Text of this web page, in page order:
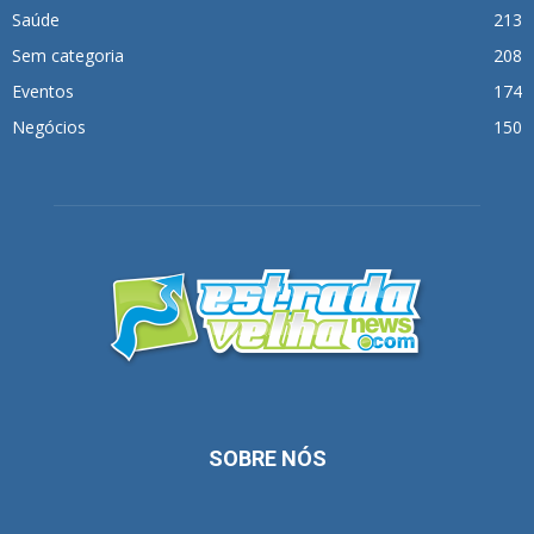
Saúde
213
Sem categoria
208
Eventos
174
Negócios
150
SOBRE NÓS